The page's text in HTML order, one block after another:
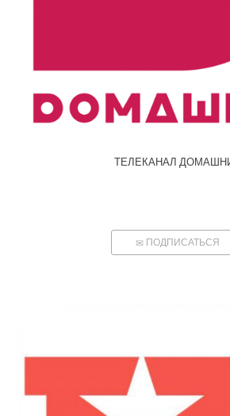
ТЕЛЕКАНАЛ
ПОДПИСАТЬСЯ